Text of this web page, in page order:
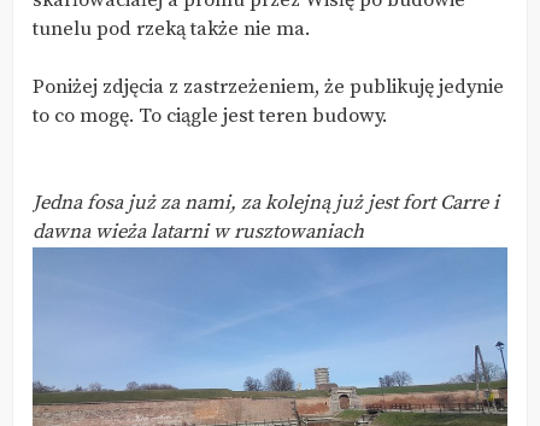
tunelu pod rzeką także nie ma.
Poniżej zdjęcia z zastrzeżeniem, że publikuję jedynie
to co mogę. To ciągle jest teren budowy.
Jedna fosa już za nami, za kolejną już jest fort Carre i
dawna wieża latarni w rusztowaniach